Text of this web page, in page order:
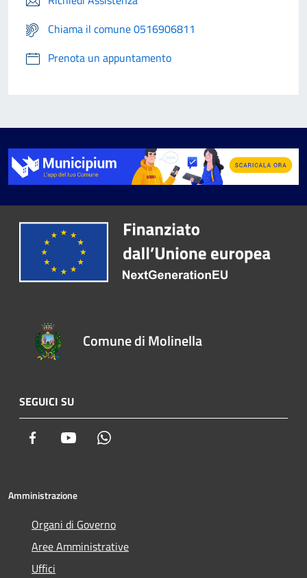
Chiama il comune 0516906811
Prenota un appuntamento
Comune di Molinella
SEGUICI SU
Facebook Youtube
Amministrazione
Organi di Governo
Aree Amministrative
Uffici